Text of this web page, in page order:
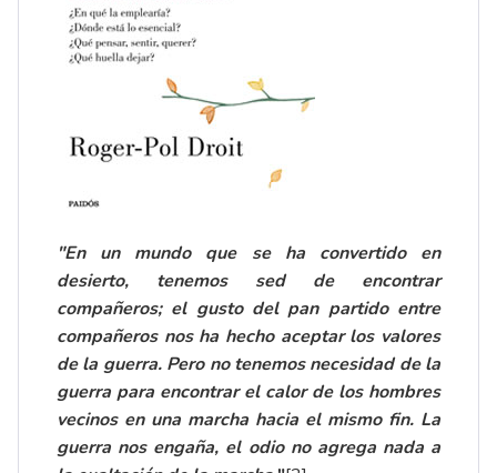
"En un mundo que se ha convertido en
desierto, tenemos sed de encontrar
compañeros; el gusto del pan partido entre
compañeros nos ha hecho aceptar los valores
de la guerra. Pero no tenemos necesidad de la
guerra para encontrar el calor de los hombres
vecinos en una marcha hacia el mismo fin. La
guerra nos engaña, el odio no agrega nada a